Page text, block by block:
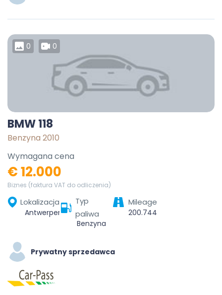
0 0
BMW 118
Benzyna 2010
Wymagana cena
€ 12.000
Biznes (faktura VAT do odliczenia)
Lokalizacja
Antwerpen, Vlaanderen, België
Typ
paliwa
Benzyna
Mileage
200.744
Prywatny sprzedawca